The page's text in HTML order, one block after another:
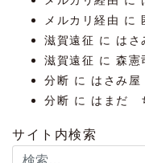
メルカリ経由 に
滋賀遠征 に はさ
滋賀遠征 に森憲
分断 に はさみ屋
分断 に はまだ
サイト内検索